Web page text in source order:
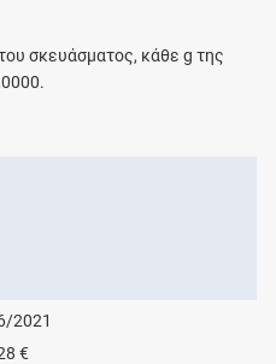
σκευάσματος, κάθεg της
.
2021
€